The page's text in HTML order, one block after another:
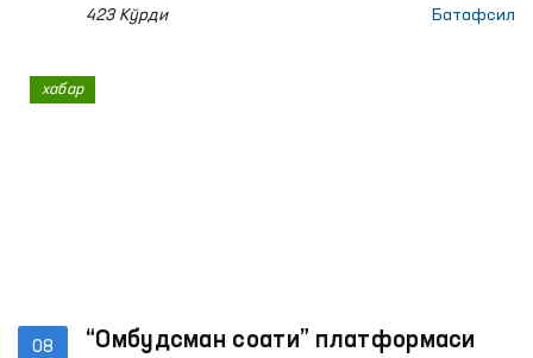
билан учрашди.
423 Кўрди Батафсил
08
“Омбудсман соати” платформаси
хабар